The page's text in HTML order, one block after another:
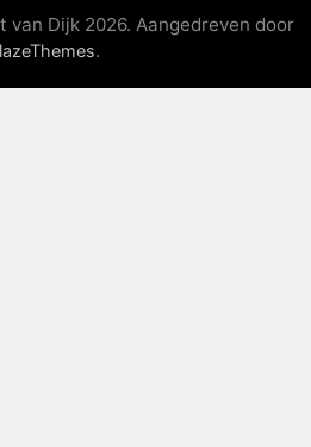
van Dijk 2026. Aangedreven door
.